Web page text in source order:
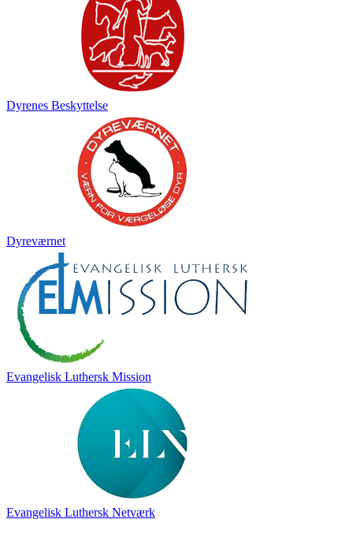
Dyrenes Beskyttelse
Dyreværnet
Evangelisk Luthersk Mission
Evangelisk Luthersk Netværk